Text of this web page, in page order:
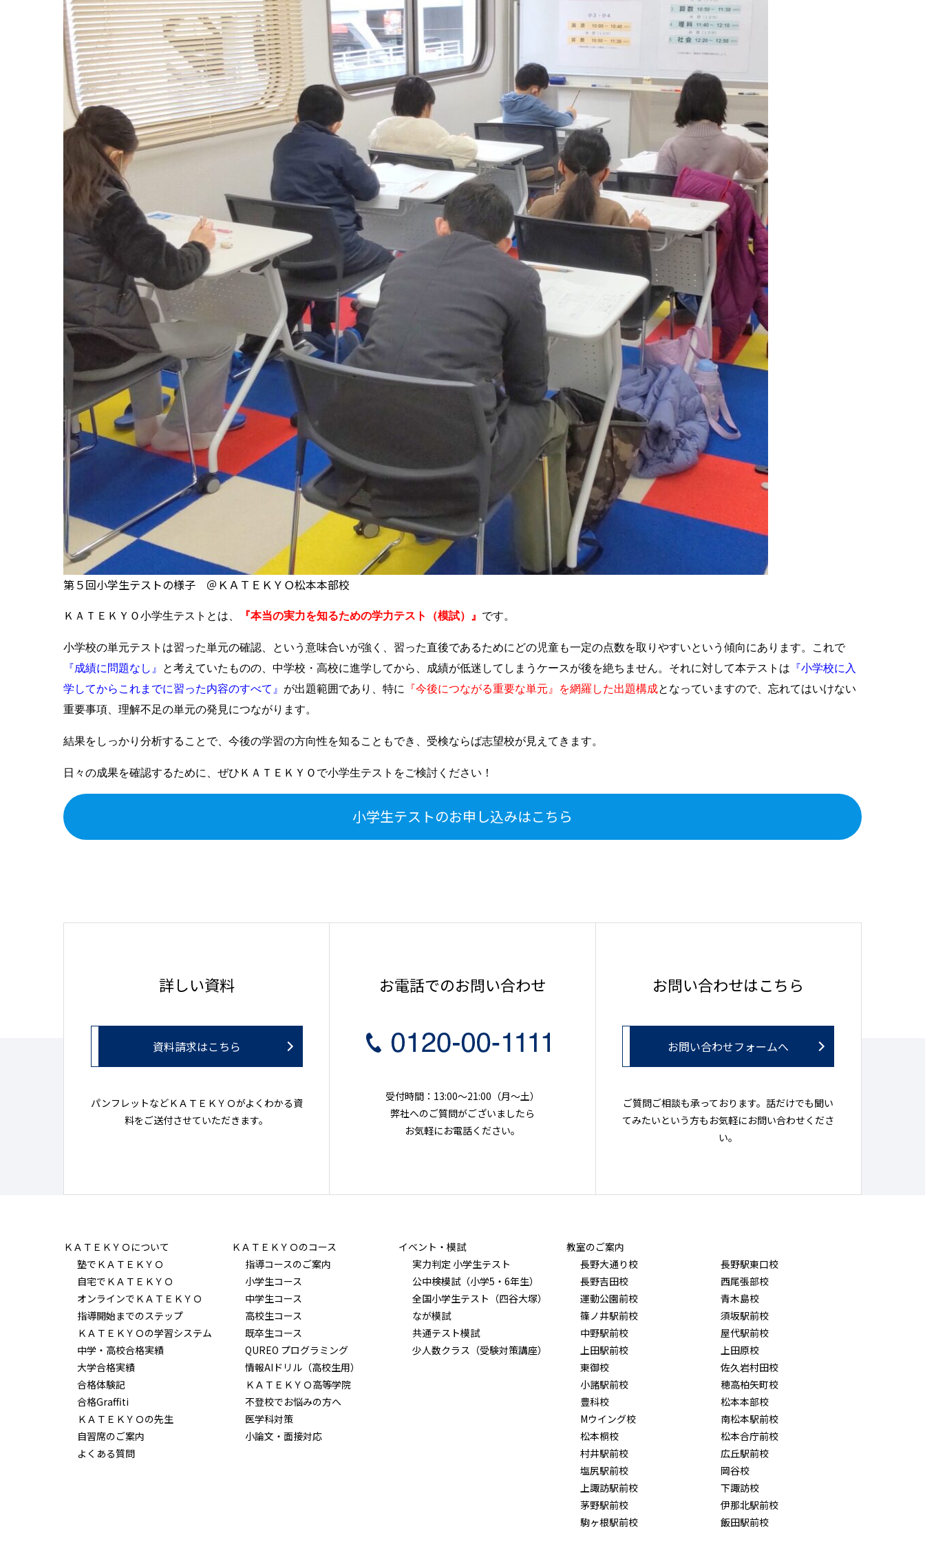
第５回小学生テストの様子 ＠ＫＡＴＥＫＹＯ松本本部校
ＫＡＴＥＫＹＯ小学生テストとは、 『本当の実力を知るための学力テスト（模試）』 です。
小学校の単元テストは習った単元の確認、という意味合いが強く、習った直後であるためにどの児童も一定の点数を取りやすいという傾向にあります。これで
『成績に問題なし』
と考えていたものの、中学校・高校に進学してから、成績が低迷してしまうケースが後を絶ちません。それに対して本テストは 『小学校に入
学してからこれまでに習った内容のすべて』 が出題範囲であり、特に 『今後につながる重要な単元』を網羅した出題構成となっていますので、忘れてはいけない
重要事項、理解不足の単元の発見につながります。
結果をしっかり分析することで、今後の学習の方向性を知ることもでき、受検ならば志望校が見えてきます。
日々の成果を確認するために、 ぜひＫＡＴＥＫＹＯで小学生テストをご検討ください！
小学生テストのお申し込みはこちら
詳しい資料
資料請求はこちら
パンフレットなどＫＡＴＥＫＹＯがよくわかる資
料をご送付させていただきます。
お電話でのお問い合わせ
受付時間：13:00～21:00（月〜土）
弊社へのご質問がございましたら
お気軽にお電話ください。
お問い合わせはこちら
お問い合わせフォームへ
ご質問ご相談も承っております。話だけでも聞い
てみたいという方もお気軽にお問い合わせくださ
い。
ＫＡＴＥＫＹＯについて
塾でＫＡＴＥＫＹＯ
自宅でＫＡＴＥＫＹＯ
オンラインでＫＡＴＥＫＹＯ
指導開始までのステップ
ＫＡＴＥＫＹＯの学習システム
中学・高校合格実績
大学合格実績
合格体験記
合格Graffiti
ＫＡＴＥＫＹＯの先生
自習席のご案内
よくある質問
ＫＡＴＥＫＹＯのコース
指導コースのご案内
小学生コース
中学生コース
高校生コース
既卒生コース
QUREO プログラミング
情報AIドリル（高校生用）
ＫＡＴＥＫＹＯ高等学院
不登校でお悩みの方へ
医学科対策
小論文・面接対応
イベント・模試
実力判定 小学生テスト
公中検模試（小学5・6年生）
全国小学生テスト（四谷大塚）
なが模試
共通テスト模試
少人数クラス（受験対策講座）
教室のご案内
長野大通り校
長野駅東口校
長野吉田校
西尾張部校
運動公園前校
青木島校
篠ノ井駅前校
須坂駅前校
中野駅前校
屋代駅前校
上田駅前校
上田原校
東御校
佐久岩村田校
小諸駅前校
穂高柏矢町校
豊科校
松本本部校
Mウイング校
南松本駅前校
松本桐校
松本合庁前校
村井駅前校
広丘駅前校
塩尻駅前校
岡谷校
上諏訪駅前校
下諏訪校
茅野駅前校
伊那北駅前校
駒ヶ根駅前校
飯田駅前校